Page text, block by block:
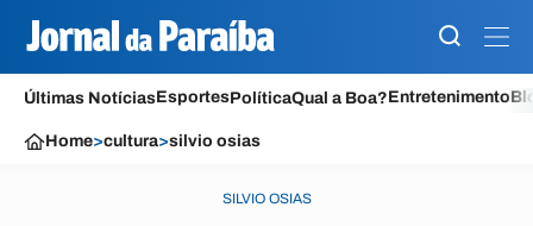
Últimas NotíciasEsportesPolíticaQual a Boa?Entretenimento
Home>cultura>silvio osias
SILVIO OSIAS